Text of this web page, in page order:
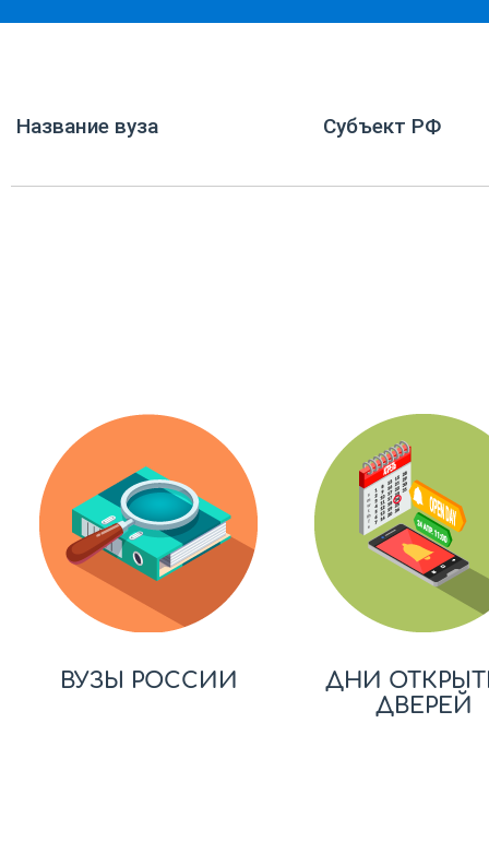
Название вуза Субъект РФ
ВУЗЫ РОССИИ
ДНИ
ДВЕРЕЙ